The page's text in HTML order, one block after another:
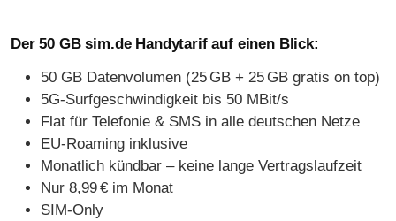
Der 50 GB sim.de Handytarif auf einen Blick:
50 GB Datenvolumen (25 GB + 25 GB gratis on top)
5G-Surfgeschwindigkeit bis 50 MBit/s
Flat für Telefonie & SMS in alle deutschen Netze
EU-Roaming inklusive
Monatlich kündbar – keine lange Vertragslaufzeit
Nur 8,99 € im Monat
SIM-Only